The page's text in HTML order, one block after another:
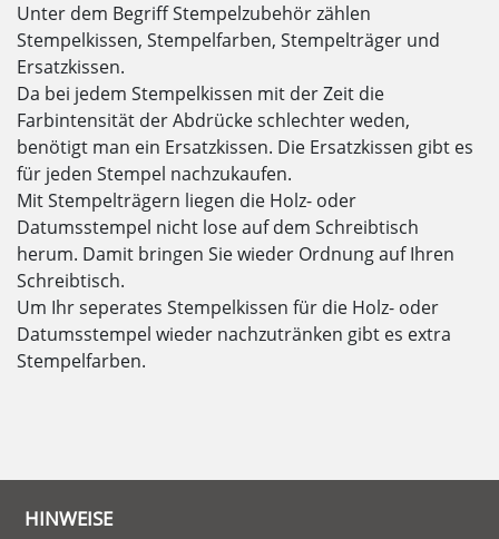
Unter dem Begriff Stempelzubehör zählen
Stempelkissen, Stempelfarben, Stempelträger und
Ersatzkissen.
Da bei jedem Stempelkissen mit der Zeit die
Farbintensität der Abdrücke schlechter weden,
benötigt man ein Ersatzkissen. Die Ersatzkissen gibt es
für jeden Stempel nachzukaufen.
Mit Stempelträgern liegen die Holz- oder
Datumsstempel nicht lose auf dem Schreibtisch
herum. Damit bringen Sie wieder Ordnung auf Ihren
Schreibtisch.
Um Ihr seperates Stempelkissen für die Holz- oder
Datumsstempel wieder nachzutränken gibt es extra
Stempelfarben.
HINWEISE